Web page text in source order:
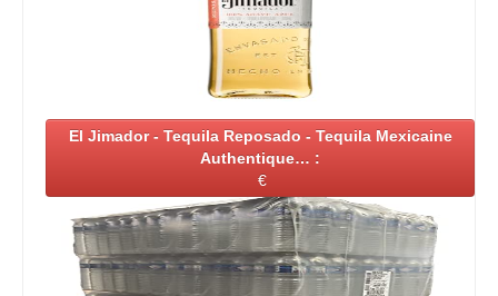
El Jimador - Tequila Reposado - Tequila Mexicaine
Authentique… :
€